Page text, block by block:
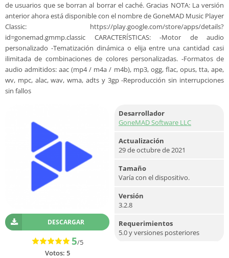
de usuarios que se borran al borrar el caché. Gracias NOTA: La versión
anterior ahora está disponible con el nombre de GoneMAD Music Player
Classic: https://play.google.com/store/apps/details?
id=gonemad.gmmp.classic CARACTERÍSTICAS: -Motor de audio
personalizado -Tematización dinámica o elija entre una cantidad casi
ilimitada de combinaciones de colores personalizadas. -Formatos de
audio admitidos: aac (mp4 / m4a / m4b), mp3, ogg, flac, opus, tta, ape,
wv, mpc, alac, wav, wma, adts y 3gp -Reproducción sin interrupciones
sin fallos
DESCARGAR
5/5
Votos: 5
Desarrollador
GoneMAD Software LLC
Actualización
29 de octubre de 2021
Tamaño
Varía con el dispositivo.
Versión
3.2.8
Requerimientos
5.0 y versiones posteriores